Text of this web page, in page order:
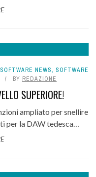
SOFTWARE NEWS, SOFTWARE
BY REDAZIONE
SUPERIORE!
ampliato per snellire
per la DAW tedesca…